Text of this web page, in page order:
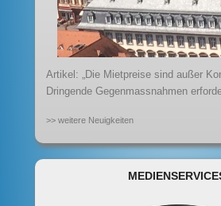
Artikel: „Die Mietpreise sind außer
Dringende Gegenmassnahmen
>> weitere Neuigkeiten